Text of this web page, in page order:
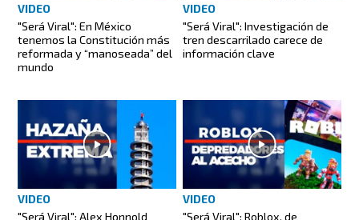
VIDEO
"Será Viral": En México
tenemos la Constitución más
reformada y “manoseada” del
mundo
VIDEO
"Será Viral": Investigación de
tren descarrilado carece de
información clave
VIDEO
"Será Viral": Alex Honnold
VIDEO
"Será Viral": Roblox, de